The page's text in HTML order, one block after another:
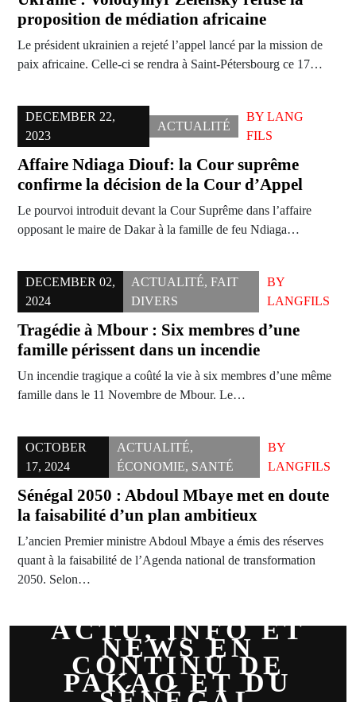
proposition de médiation africaine
Le président ukrainien a rejeté l’appel lancé par la mission de
paix africaine. Celle-ci se rendra à Saint-Pétersbourg ce 17…
DECEMBER 22,
2023
ACTUALITÉ
BY LANG
FILS
Affaire Ndiaga Diouf: la Cour suprême
confirme la décision de la Cour d’Appel
Le pourvoi introduit devant la Cour Suprême dans l’affaire
opposant le maire de Dakar à la famille de feu Ndiaga…
DECEMBER 02,
2024
ACTUALITÉ,FAIT
DIVERS
BY
LANGFILS
Tragédie à Mbour : Six membres d’une
famille périssent dans un incendie
Un incendie tragique a coûté la vie à six membres d’une même
famille dans le 11 Novembre de Mbour. Le…
OCTOBER
17, 2024
ACTUALITÉ,
ÉCONOMIE, SANTÉ
BY
LANGFILS
Sénégal 2050 : Abdoul Mbaye met en doute
la faisabilité d’un plan ambitieux
L’ancien Premier ministre Abdoul Mbaye a émis des réserves
quant à la faisabilité de l’Agenda national de transformation
2050. Selon…
ACTU, INFO ET
NEWS EN
CONTINU DE
PAKAO ET DU